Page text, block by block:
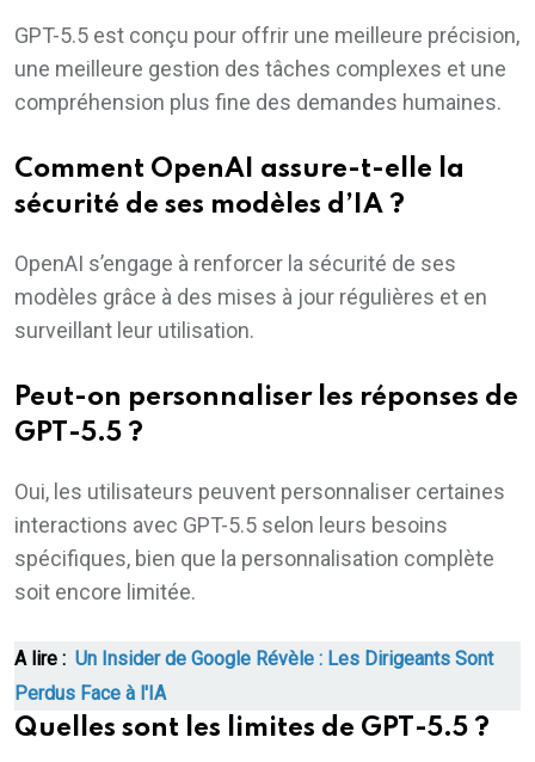
GPT-5.5 est conçu pour offrir une meilleure précision,
une meilleure gestion des tâches complexes et une
compréhension plus fine des demandes humaines.
Comment OpenAI assure-t-elle la
sécurité de ses modèles d’IA ?
OpenAI s’engage à renforcer la sécurité de ses
modèles grâce à des mises à jour régulières et en
surveillant leur utilisation.
Peut-on personnaliser les réponses de
GPT-5.5 ?
Oui, les utilisateurs peuvent personnaliser certaines
interactions avec GPT-5.5 selon leurs besoins
spécifiques, bien que la personnalisation complète
soit encore limitée.
A lire : Un Insider de Google Révèle : Les Dirigeants Sont
Perdus Face à l'IA
Quelles sont les limites de GPT-5.5 ?